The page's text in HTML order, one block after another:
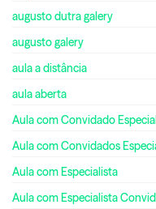
augusto dutra galery
augusto galery
aula a distância
aula aberta
Aula com Convidado
Aula com Convidados
Aula com Especialista
Aula com Especialista